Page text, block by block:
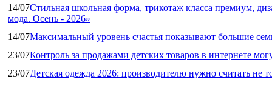
14/07Стильная школьная форма, трикотаж класса премиум,
мода. Осень - 2026»
14/07Максимальный уровень счастья показывают большие
23/07Контроль за продажами детских товаров в интернете
23/07Детская одежда 2026: производителю нужно считать не